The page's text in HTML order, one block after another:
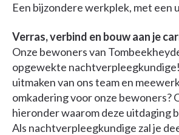
Een bijzondere werkplek, met een
Verras, verbind en bouw aan je
Onze bewoners van
opgewekte
uitmaken van ons team en
omkadering voor onze bewoners?
hieronder waarom deze uitdaging
Als nachtverpleegkundige zal je